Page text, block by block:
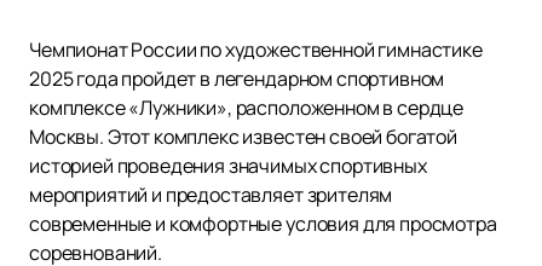
Чемпионат России по художественной гимнастике
2025 года пройдет в легендарном спортивном
комплексе «Лужники», расположенном в сердце
Москвы. Этот комплекс известен своей богатой
историей проведения значимых спортивных
мероприятий и предоставляет зрителям
современные и комфортные условия для просмотра
соревнований.